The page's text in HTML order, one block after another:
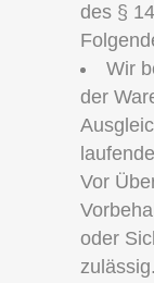
des §
Wir
der
Vor
oder
zulässig.